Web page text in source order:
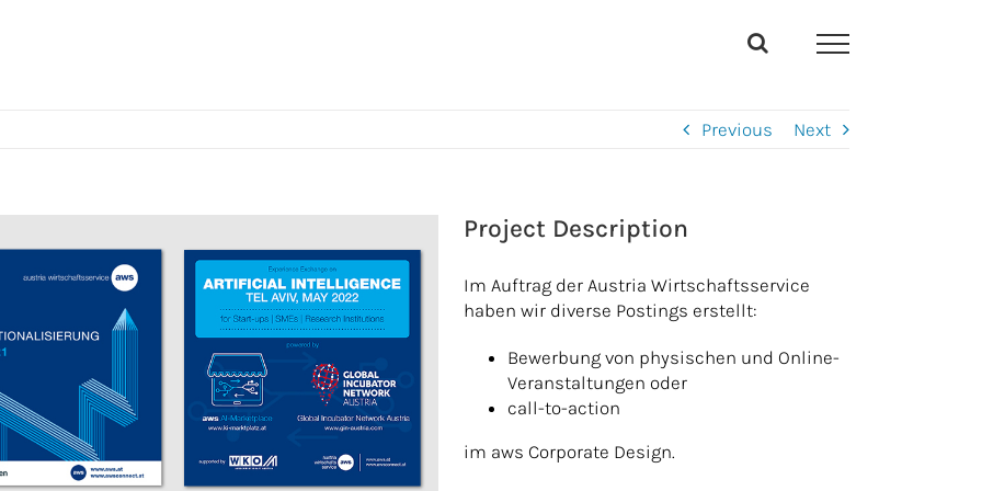
Previous Next
Project Description
Im Auftrag der Austria Wirtschaftsservice
haben wir diverse Postings erstellt:
Bewerbung von physischen und Online-
Veranstaltungen oder
call-to-action
im aws Corporate Design.